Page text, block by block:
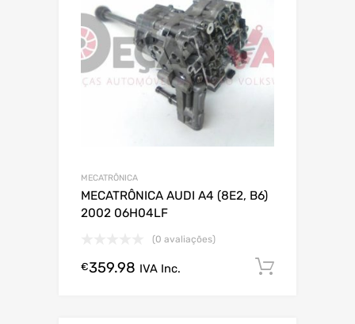
MECATRÔNICA
MECATRÔNICA AUDI A4 (8E2, B6)
2002 06H04LF
(0 avaliações)
€359.98 IVA Inc.